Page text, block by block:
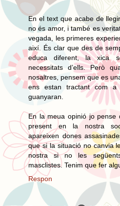
En el text que acabe de
no és amor, i també es
vegada, les primeres
així. És clar que des de
educa diferent, la xica
necessitats d’ells. Però
nosaltres, pensem que es
ens estan tractant com
guanyaran.
En la meua opinió jo pense
present en la nostra
apareixen dones
que si la situació no canvia
nostra si no les
masclistes. Tenim que fer
Respon